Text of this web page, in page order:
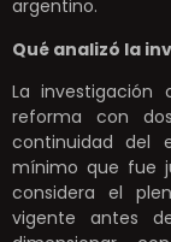
argentino.
Qué analizó la
La investigación
reforma con
continuidad del
mínimo que fue
considera el
vigente antes